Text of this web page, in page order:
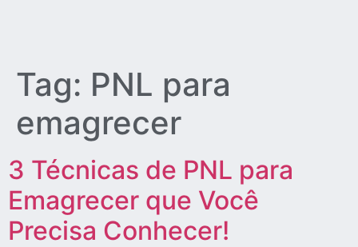
Tag: PNL para
emagrecer
3 Técnicas de PNL para
Emagrecer que Você
Precisa Conhecer!